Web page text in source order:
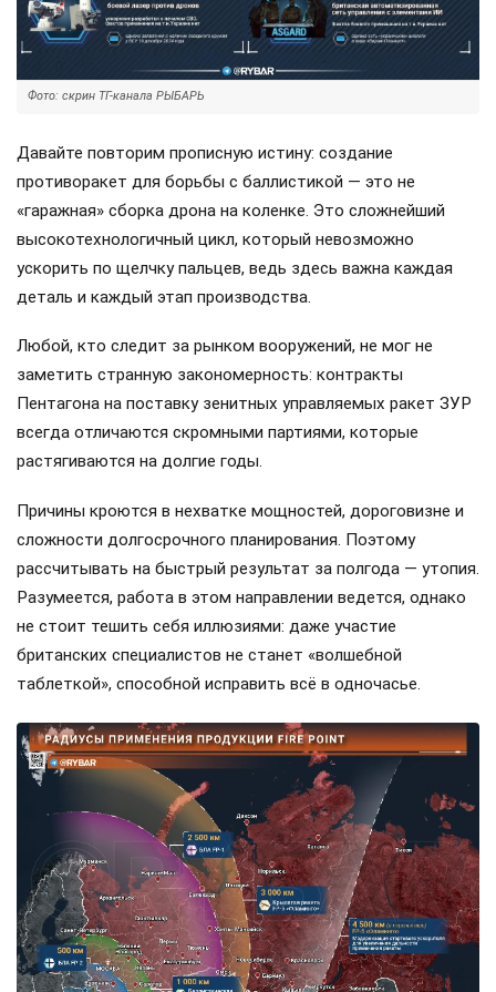
Фото: скрин ТГ-канала РЫБАРЬ
Давайте повторим прописную истину: создание
противоракет для борьбы с баллистикой — это не
«гаражная» сборка дрона на коленке. Это сложнейший
высокотехнологичный цикл, который невозможно
ускорить по щелчку пальцев, ведь здесь важна каждая
деталь и каждый этап производства.
Любой, кто следит за рынком вооружений, не мог не
заметить странную закономерность: контракты
Пентагона на поставку зенитных управляемых ракет ЗУР
всегда отличаются скромными партиями, которые
растягиваются на долгие годы.
Причины кроются в нехватке мощностей, дороговизне и
сложности долгосрочного планирования. Поэтому
рассчитывать на быстрый результат за полгода — утопия.
Разумеется, работа в этом направлении ведется, однако
не стоит тешить себя иллюзиями: даже участие
британских специалистов не станет «волшебной
таблеткой», способной исправить всё в одночасье.